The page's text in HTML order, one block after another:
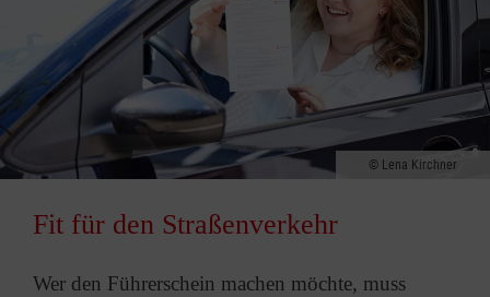
Lena Kirchner
Fit für den Straßenverkehr
Wer den Führerschein machen möchte, muss